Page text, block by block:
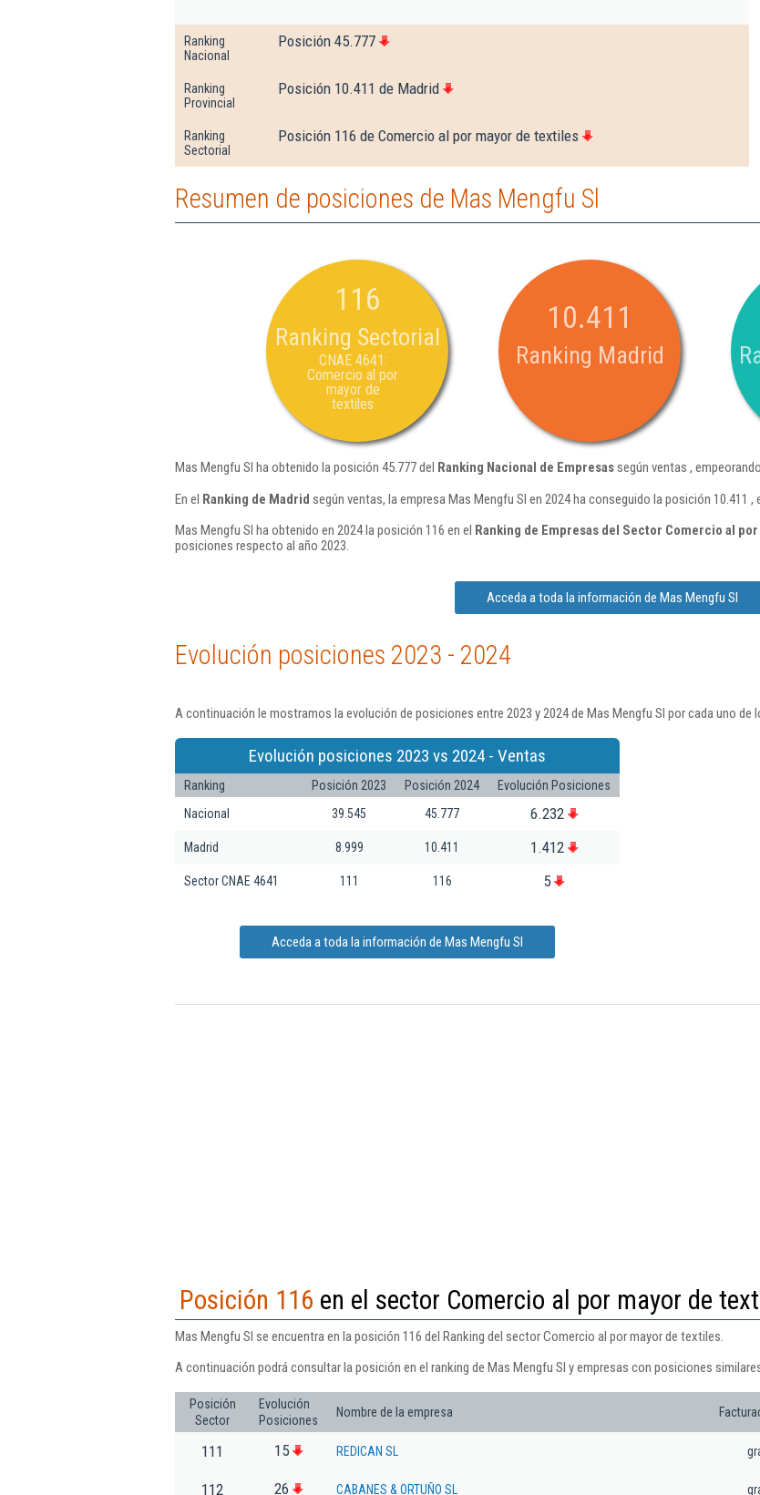
Ranking
Nacional
Posición 45.777
Ranking
Provincial
Posición 10.411 de Madrid
Ranking
Sectorial
Posición 116 de Comercio al por mayor de textiles
Resumen de posiciones de Mas Mengfu Sl
116
Ranking Sectorial
CNAE 4641:
Comercio al por
mayor de
textiles
10.411
Ranking Madrid
Mas Mengfu Sl ha obtenido la posición 45.777 del Ranking Nacional de Empresassegún ventas ,
En el Ranking de Madrid según ventas, la empresa Mas Mengfu Sl en 2024 ha conseguido la posición 10.411
Mas Mengfu Sl ha obtenido en 2024 la posición 116 en el Ranking de Empresas del Sector Comercio al
posiciones respecto al año 2023.
Acceda a toda la información de Mas Mengfu Sl
Evolución posiciones 2023 - 2024
A continuación le mostramos la evolución de posiciones entre 2023 y 2024 de Mas Mengfu Sl por cada uno de
Evolución posiciones 2023 vs 2024 - Ventas
Ranking Posición 2023 Posición 2024
Evolución Posiciones
Nacional
39.545 45.777 6.232
Madrid 8.999 10.411 1.412
Sector CNAE 4641 111 116 5
Acceda a toda la información de Mas Mengfu Sl
Posición 116 en el sector Comercio al por mayor de
Mas Mengfu Sl se encuentra en la posición 116 del Ranking del sector Comercio al por mayor de textiles.
A continuación podrá consultar la posición en el ranking de Mas Mengfu Sl y empresas con posiciones
Posición
Sector
Evolución
Posiciones
Nombre de la empresa
111 15 REDICAN SL
112 26 CABANES & ORTUÑO SL